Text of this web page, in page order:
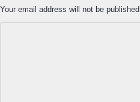
Your email address will not be published.